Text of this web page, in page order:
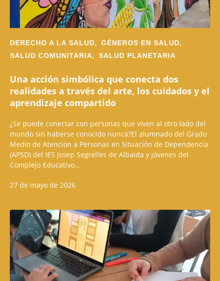
DERECHO A LA SALUD,
GÉNEROS EN SALUD,
SALUD COMUNITARIA,
SALUD PLANETARIA
Una acción simbólica que conecta dos
realidades a través del arte, los cuidados y el
aprendizaje compartido
¿Se puede conectar con personas que viven al otro lado del
mundo sin haberse conocido nunca?El alumnado del Grado
Medio de Atención a Personas en Situación de Dependencia
(APSD) del IES Josep Segrelles de Albaida y jóvenes del
Complejo Educativo…
27 de mayo de 2026